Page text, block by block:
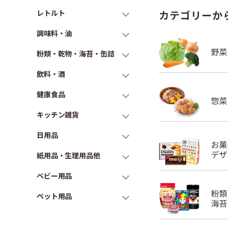
レトルト
調味料・油
粉類・乾物・海苔・缶詰
飲料・酒
健康食品
キッチン雑貨
日用品
紙用品・生理用品他
ベビー用品
ペット用品
カテゴリーか